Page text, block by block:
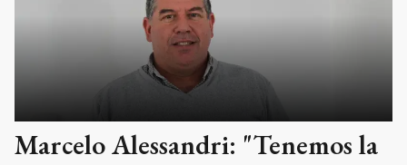
Marcelo Alessandri: "Tenemos la